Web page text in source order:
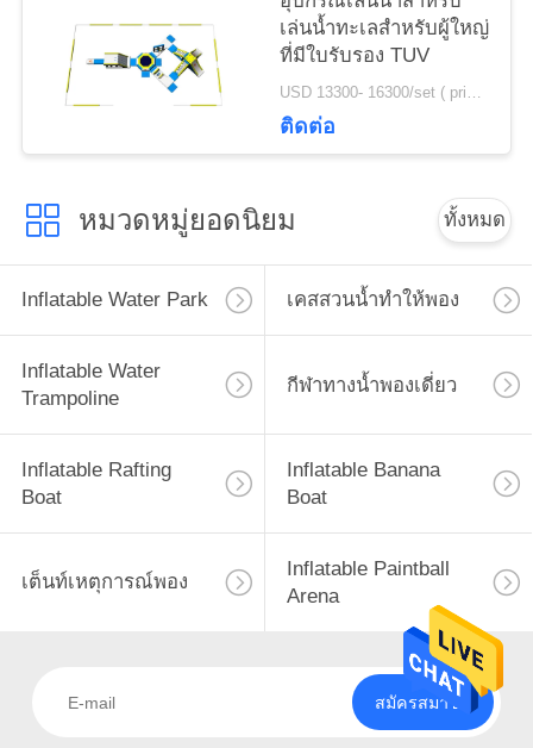
PRIVACY
POLICY
เล่นน้ำทะเลสำหรับผู้ใหญ่
ที่มีใบรับรอง TUV
USD 13300- 16300/set ( price just for reference, detailed prices need to be confirmed) MOQ:1 pc
ติดต่อ
หมวดหมู่ยอดนิยม ทั้งหมด
Inflatable Water Park เคสสวนน้ำทำให้พอง
Inflatable Water
Trampoline
กีฬาทางน้ำพองเดี่ยว
Inflatable Rafting
Boat
Inflatable Banana
Boat
เต็นท์เหตุการณ์พอง
Inflatable Paintball
Arena
สมัครสมาชิก